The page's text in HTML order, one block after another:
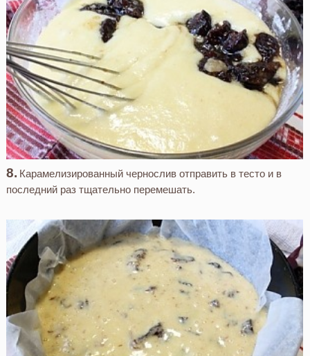
Карамелизированный чернослив отправить в тесто и в
последний раз тщательно перемешать.